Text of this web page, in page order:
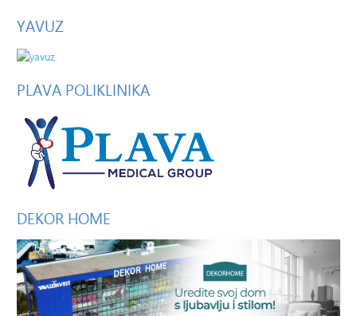
YAVUZ
PLAVA POLIKLINIKA
DEKOR HOME